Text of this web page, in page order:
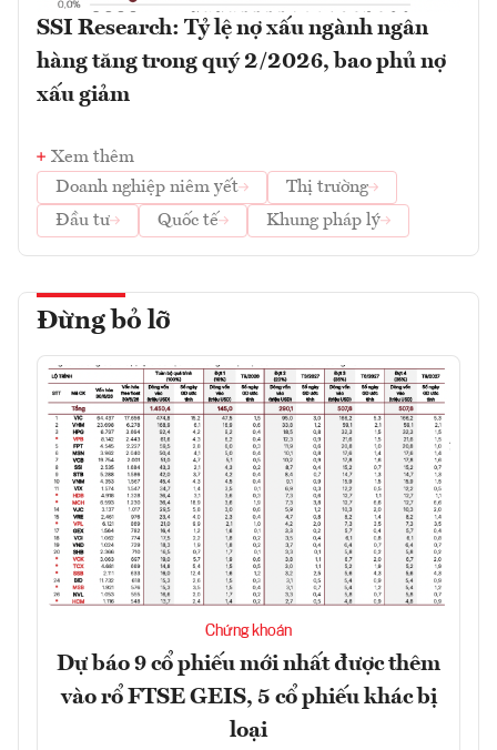
SSI Research: Tỷ lệ nợ xấu ngành ngân
hàng tăng trong quý 2/2026, bao phủ nợ
xấu giảm
Xem thêm
Doanh nghiệp niêm yết
Thị trường
Đầu tư
Quốc tế Khung pháp lý
Đừng bỏ lỡ
Chứng khoán
Dự báo 9 cổ phiếu mới nhất được thêm
vào rổ FTSE GEIS, 5 cổ phiếu khác bị
loại